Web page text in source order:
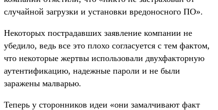
случайной загрузки и установки вредоносного ПО».
Некоторых пострадавших заявление компании не
убедило, ведь все это плохо согласуется с тем фактом,
что некоторые жертвы использовали двухфакторную
аутентификацию, надежные пароли и не были
заражены малварью.
Теперь у сторонников идеи «они замалчивают факт